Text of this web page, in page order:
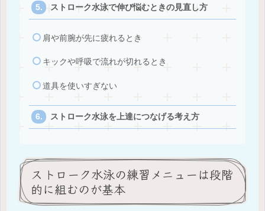
ストローク水泳で伸び悩むときの見直し方
肩や前腕が先に疲れるとき
キックや呼吸で流れが切れるとき
道具を使いすぎない
ストローク水泳を上達につなげる考え方
ストローク水泳の練習メニューは段階
的に組むのが基本